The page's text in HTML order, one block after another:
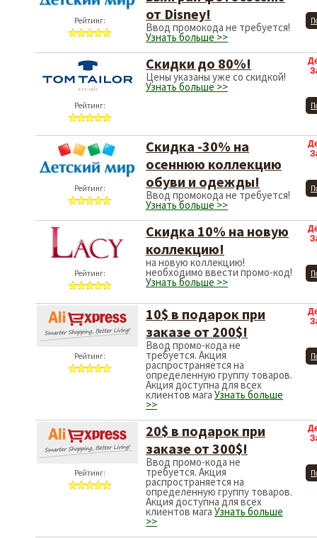
Рейтинг:
от Disney!
Ввод промокода не требуется!
Узнать больше >>
Рейтинг:
Скидки до 80%!
Цены указаны уже со скидкой!
Узнать больше >>
Рейтинг:
Скидка -30% на
осеннюю коллекцию
обуви и одежды!
Ввод промокода не требуется!
Узнать больше >>
Рейтинг:
Скидка 10% на новую
коллекцию!
на новую коллекцию!
необходимо ввести промо-код!
Узнать больше >>
Рейтинг:
10$ в подарок при
заказе от 200$!
Ввод промо-кода не
требуется. Акция
распространяется на
определенную группу товаров.
Акция доступна для всех
клиентов мага Узнать больше
>>
Рейтинг:
20$ в подарок при
заказе от 300$!
Ввод промо-кода не
требуется. Акция
распространяется на
определенную группу товаров.
Акция доступна для всех
клиентов мага Узнать больше
>>